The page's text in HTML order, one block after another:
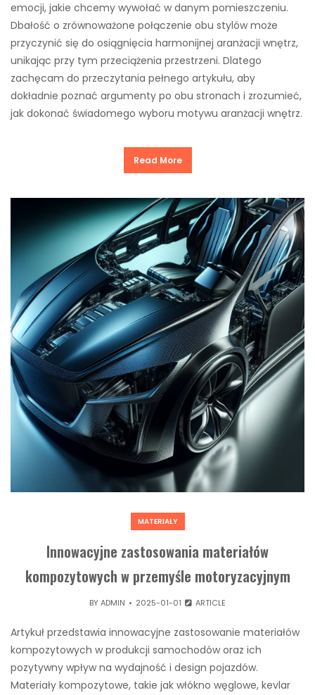
emocji, jakie chcemy wywołać w danym pomieszczeniu.
Dbałość o zrównoważone połączenie obu stylów może
przyczynić się do osiągnięcia harmonijnej aranżacji wnętrz,
unikając przy tym przeciążenia przestrzeni. Dlatego
zachęcam do przeczytania pełnego artykułu, aby
dokładnie poznać argumenty po obu stronach i zrozumieć,
jak dokonać świadomego wyboru motywu aranżacji wnętrz.
Read More
MATERIAŁY
Innowacyjne zastosowania materiałów
kompozytowych w przemyśle motoryzacyjnym
BYADMIN 2025-01-01 ARTICLE
Artykuł przedstawia innowacyjne zastosowanie materiałów
kompozytowych w produkcji samochodów oraz ich
pozytywny wpływ na wydajność i design pojazdów.
Materiały kompozytowe, takie jak włókno węglowe, kevlar